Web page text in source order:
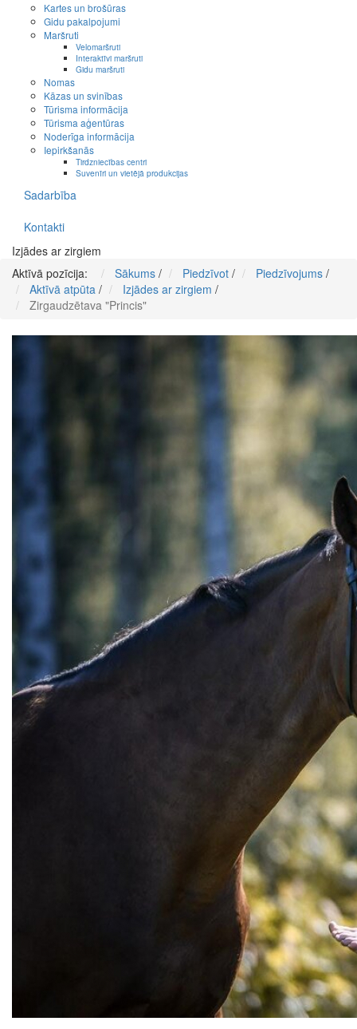
Kartes un brošūras
Gidu pakalpojumi
Maršruti
Velomaršruti
Interaktīvi maršruti
Gidu maršruti
Nomas
Kāzas un svinības
Tūrisma informācija
Tūrisma aģentūras
Noderīga informācija
Iepirkšanās
Tirdzniecības centri
Suvenīri un vietējā produkcijas
Sadarbība
Kontakti
Izjādes ar zirgiem
Aktīvā pozīcija:
Sākums / Piedzīvot / Piedzīvojums /
Aktīvā atpūta / Izjādes ar zirgiem /
Zirgaudzētava "Princis"